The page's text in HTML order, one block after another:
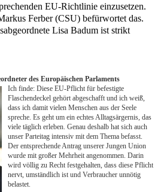
EU-Richtlinie einzusetzen.
Ferber (CSU) befürwortet das.
Lisa Badum ist strikt
des Europäischen Parlaments
Ich finde: Diese EU-Pflicht für befestigte
Flaschendeckel gehört abgeschafft und ich weiß,
dass ich damit vielen Menschen aus der Seele
spreche. Es geht um ein echtes Alltagsärgernis, das
viele täglich erleben. Genau deshalb hat sich auch
unser Parteitag intensiv mit dem Thema befasst.
Der entsprechende Antrag unserer Jungen Union
wurde mit großer Mehrheit angenommen. Darin
wird völlig zu Recht festgehalten, dass diese Pflicht
nervt, umständlich ist und Verbraucher unnötig
belastet.